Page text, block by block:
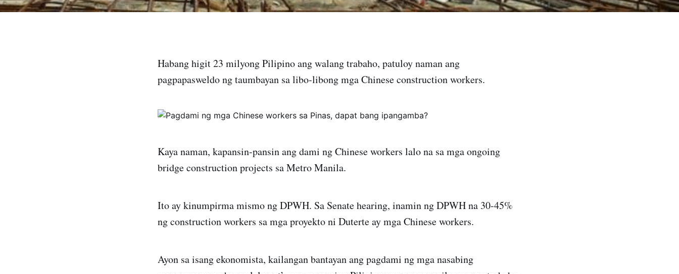
Habang higit 23 milyong Pilipino ang walang trabaho, patuloy naman ang
pagpapasweldo ng taumbayan sa libo-libong mga Chinese construction workers.
Kaya naman, kapansin-pansin ang dami ng Chinese workers lalo na sa mga ongoing
bridge construction projects sa Metro Manila.
Ito ay kinumpirma mismo ng DPWH. Sa Senate hearing, inamin ng DPWH na 30-45%
ng construction workers sa mga proyekto ni Duterte ay mga Chinese workers.
Ayon sa isang ekonomista, kailangan bantayan ang pagdami ng mga nasabing